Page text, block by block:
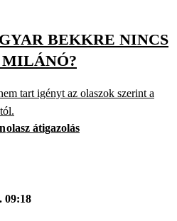
BEKKRE NINCS
MILÁNÓ?
tart igényt az olaszok szerint a
olasz átigazolás
09:18